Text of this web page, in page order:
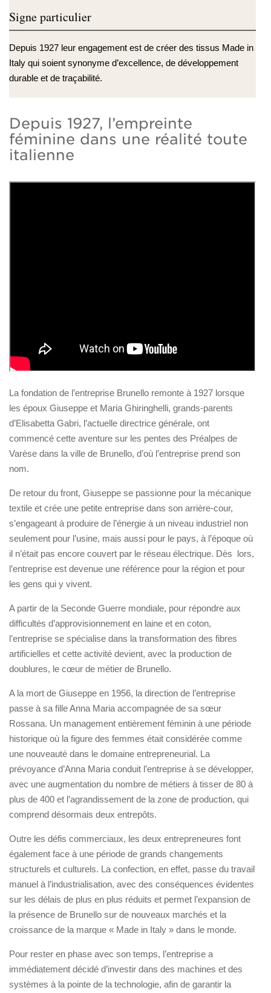
Signe particulier
Depuis 1927 leur engagement est de créer des tissus Made in
Italy qui soient synonyme d’excellence, de développement
durable et de traçabilité.
Depuis 1927, l’empreinte
féminine dans une réalité toute
italienne
La fondation de l’entreprise Brunello remonte à 1927 lorsque
les époux Giuseppe et Maria Ghiringhelli, grands-parents
d’Elisabetta Gabri, l’actuelle directrice générale, ont
commencé cette aventure sur les pentes des Préalpes de
Varèse dans la ville de Brunello, d’où l’entreprise prend son
nom.
De retour du front, Giuseppe se passionne pour la mécanique
textile et crée une petite entreprise dans son arrière-cour,
s’engageant à produire de l’énergie à un niveau industriel non
seulement pour l’usine, mais aussi pour le pays, à l’époque où
il n’était pas encore couvert par le réseau électrique. Dès lors,
l’entreprise est devenue une référence pour la région et pour
les gens qui y vivent.
A partir de la Seconde Guerre mondiale, pour répondre aux
difficultés d’approvisionnement en laine et en coton,
l’entreprise se spécialise dans la transformation des fibres
artificielles et cette activité devient, avec la production de
doublures, le cœur de métier de Brunello.
A la mort de Giuseppe en 1956, la direction de l’entreprise
passe à sa fille Anna Maria accompagnée de sa sœur
Rossana. Un management entièrement féminin à une période
historique où la figure des femmes était considérée comme
une nouveauté dans le domaine entrepreneurial. La
prévoyance d’Anna Maria conduit l’entreprise à se développer,
avec une augmentation du nombre de métiers à tisser de 80 à
plus de 400 et l’agrandissement de la zone de production, qui
comprend désormais deux entrepôts.
Outre les défis commerciaux, les deux entrepreneures font
également face à une période de grands changements
structurels et culturels. La confection, en effet, passe du travail
manuel à l’industrialisation, avec des conséquences évidentes
sur les délais de plus en plus réduits et permet l’expansion de
la présence de Brunello sur de nouveaux marchés et la
croissance de la marque « Made in Italy » dans le monde.
Pour rester en phase avec son temps, l’entreprise a
immédiatement décidé d’investir dans des machines et des
systèmes à la pointe de la technologie, afin de garantir la